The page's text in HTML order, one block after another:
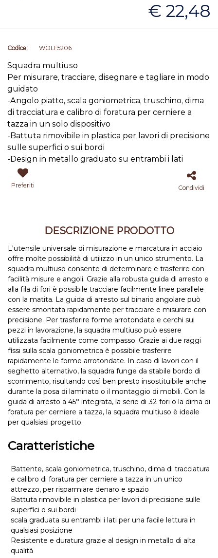
€ 22,48
Codice: WOLF5206
Squadra multiuso
Per misurare, tracciare, disegnare e tagliare in modo
guidato
-Angolo piatto, scala goniometrica, truschino, dima
di tracciatura e calibro di foratura per cerniere a
tazza in un solo dispositivo
-Battuta rimovibile in plastica per lavori di precisione
sulle superfici o sui bordi
-Design in metallo graduato su entrambi i lati
Preferiti Condividi
DESCRIZIONE PRODOTTO
L'utensile universale di misurazione e marcatura in acciaio
offre molte possibilità di utilizzo in un unico strumento. La
squadra multiuso consente di determinare e trasferire con
facilità misure e angoli. Grazie alla robusta guida di arresto e
alla fila di fori è possibile tracciare facilmente linee parallele
con la matita. La guida di arresto sul binario angolare può
essere smontata rapidamente per tracciare e misurare con
precisione. Per trasferire forme arrotondate e cerchi sui
pezzi in lavorazione, la squadra multiuso può essere
utilizzata facilmente come compasso. Grazie ai due raggi
fissi sulla scala goniometrica è possibile trasferire
rapidamente le forme arrotondate. In caso di lavori con il
seghetto alternativo, la squadra funge da stabile bordo di
scorrimento, risultando così ben presto insostituibile anche
durante la posa di laminato o il montaggio di mobili. Con la
guida di arresto a 45° integrata, la serie di 32 fori o la dima di
foratura per cerniere a tazza, la squadra multiuso è ideale
per qualsiasi progetto.
Caratteristiche
Battente, scala goniometrica, truschino, dima di tracciatura
e calibro di foratura per cerniere a tazza in un unico
attrezzo, per risparmiare denaro e spazio
Battuta rimovibile in plastica per lavori di precisione sulle
superfici o sui bordi
scala graduata su entrambi i lati per una facile lettura in
qualsiasi posizione
Resistente e duratura grazie al design in metallo di alta
qualità